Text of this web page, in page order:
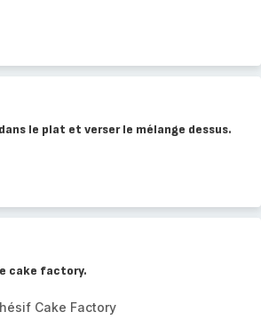
le plat et verser le mélange dessus.
cake factory.
Cake Factory